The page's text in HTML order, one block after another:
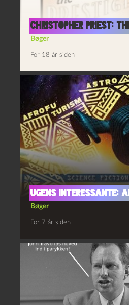
Christopher Priest:
Bøger
For 18 år siden
Ugens interessante:
Bøger
For 7 år siden